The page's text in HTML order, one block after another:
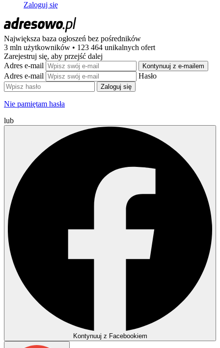
Zaloguj się
Największa baza ogłoszeń bez pośredników
3 mln użytkowników • 123 464 unikalnych ofert
Zarejestruj się, aby przejść dalej
Adres e-mail
Kontynuuj z e-mailem
Adres e-mail Hasło
Zaloguj się
Nie pamiętam hasła
lub
Kontynuuj z Facebookiem